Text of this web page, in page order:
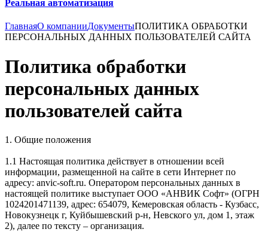
Реальная автоматизация
ГлавнаяО компанииДокументыПОЛИТИКА ОБРАБОТКИ
ПЕРСОНАЛЬНЫХ ДАННЫХ ПОЛЬЗОВАТЕЛЕЙ САЙТА
Политика обработки
персональных данных
пользователей сайта
1. Общие положения
1.1 Настоящая политика действует в отношении всей
информации, размещенной на сайте в сети Интернет по
адресу: anvic-soft.ru. Оператором персональных данных в
настоящей политике выступает ООО «АНВИК Софт» (ОГРН
1024201471139, адрес: 654079, Кемеровская область - Кузбасс,
Новокузнецк г, Куйбышевский р-н, Невского ул, дом 1, этаж
2), далее по тексту – организация.